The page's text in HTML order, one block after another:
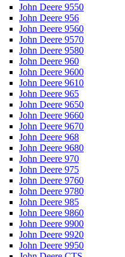
John Deere 9550
John Deere 956
John Deere 9560
John Deere 9570
John Deere 9580
John Deere 960
John Deere 9600
John Deere 9610
John Deere 965
John Deere 9650
John Deere 9660
John Deere 9670
John Deere 968
John Deere 9680
John Deere 970
John Deere 975
John Deere 9760
John Deere 9780
John Deere 985
John Deere 9860
John Deere 9900
John Deere 9920
John Deere 9950